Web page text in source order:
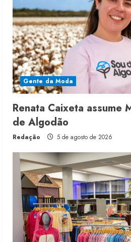
Gente da Moda
Renata Caixeta assume
de Algodão
Redação 5 de agosto de 2026